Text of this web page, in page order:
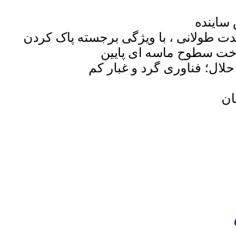
طولانی ، با ویژگی برجسته پاک کردن
سطوح ماسه ای پایین
فناوری گرد و غبار کم